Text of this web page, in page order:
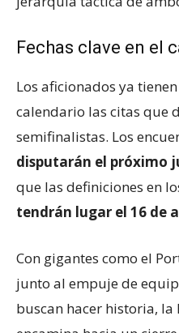
Fechas clave en el
Los aficionados ya
calendario las citas que
semifinalistas. Los
disputarán el próximo
que las definiciones en
tendrán lugar el 16 de
Con gigantes como el
junto al empuje de
buscan hacer historia, la